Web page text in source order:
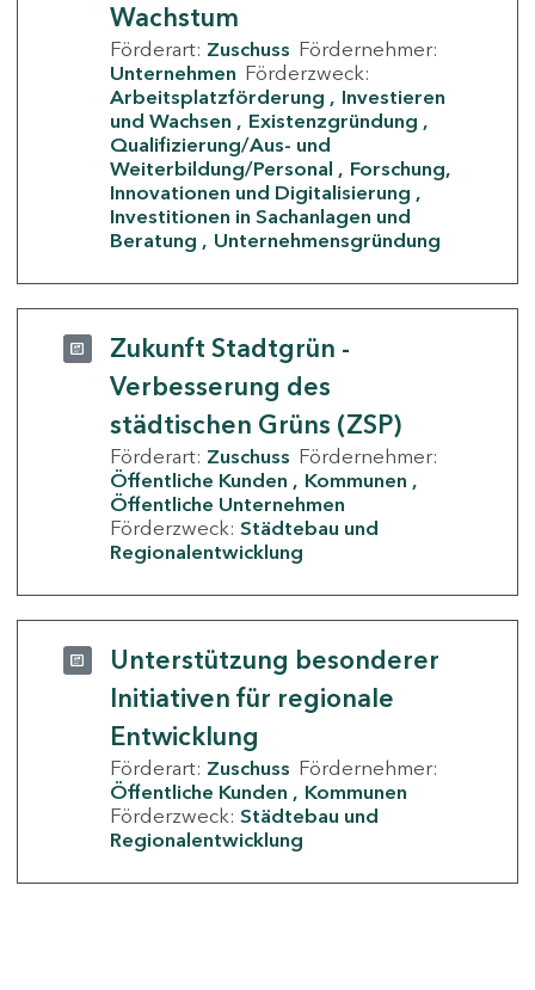
Wachstum
Förderart: Zuschuss Fördernehmer:
Unternehmen Förderzweck:
Arbeitsplatzförderung
Investieren
und Wachsen
Existenzgründung
Qualifizierung/Aus- und
Weiterbildung/Personal
Forschung,
Innovationen und Digitalisierung
Investitionen in Sachanlagen und
Beratung
Unternehmensgründung
Zukunft Stadtgrün -
Verbesserung des
städtischen Grüns (ZSP)
Förderart: Zuschuss Fördernehmer:
Öffentliche Kunden
Kommunen
Öffentliche Unternehmen
Förderzweck: Städtebau und
Regionalentwicklung
Unterstützung besonderer
Initiativen für regionale
Entwicklung
Förderart: Zuschuss Fördernehmer:
Öffentliche Kunden
Kommunen
Förderzweck: Städtebau und
Regionalentwicklung